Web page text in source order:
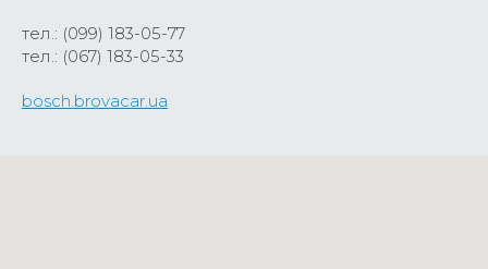
тел.: (099) 183-05-77
тел.: (067) 183-05-33
bosch.brovacar.ua